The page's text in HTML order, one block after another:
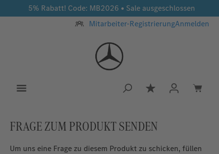
Zum Hauptinhalt springen
5% Rabatt! Code: MB2026 • Sale ausgeschlossen
Mitarbeiter-RegistrierungAnmelden
Du hast 0
FRAGE ZUM PRODUKT SENDEN
Um uns eine Frage zu diesem Produkt zu schicken, füllen